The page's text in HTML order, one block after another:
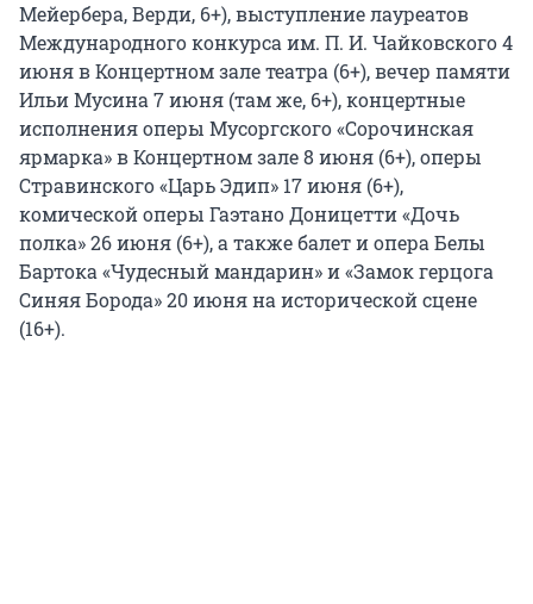
Мейербера, Верди, 6+), выступление лауреатов
Международного конкурса им. П. И. Чайковского 4
июня в Концертном зале театра (6+), вечер памяти
Ильи Мусина 7 июня (там же, 6+), концертные
исполнения оперы Мусоргского «Сорочинская
ярмарка» в Концертном зале 8 июня (6+), оперы
Стравинского «Царь Эдип» 17 июня (6+),
комической оперы Гаэтано Доницетти «Дочь
полка» 26 июня (6+), а также балет и опера Белы
Бартока «Чудесный мандарин» и «Замок герцога
Синяя Борода» 20 июня на исторической сцене
(16+).